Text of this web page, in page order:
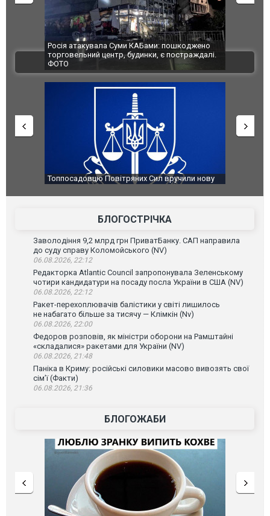
Українські надзвичайники врятували козуленя
під час ліквідації масштабної лісової пожежі у
Франції
СБУ за
Болгарії
ВІДЕО
Сили оборони уразили Ярославський НПЗ:
атаку. ВІДЕО
Неймар
БЛОГОСТРІЧКА
Заволодіння 9,2 млрд грн ПриватБанку. САП направила
до суду справу Коломойського (NV)
06.08.2026, 22:12
Редакторка Atlantic Council запропонувала Зеленському
чотири кандидатури на посаду посла України в США (NV)
06.08.2026, 22:12
Ракет-перехоплювачів балістики у світі лишилось
не набагато більше за тисячу — Клімкін (Nv)
06.08.2026, 22:00
Федоров розповів, як міністри оборони на Рамштайні
«складалися» ракетами для України (NV)
06.08.2026, 21:48
Паніка в Криму: російські силовики масово вивозять свої
сім’ї (Факти)
06.08.2026, 21:36
БЛОГОЖАБИ